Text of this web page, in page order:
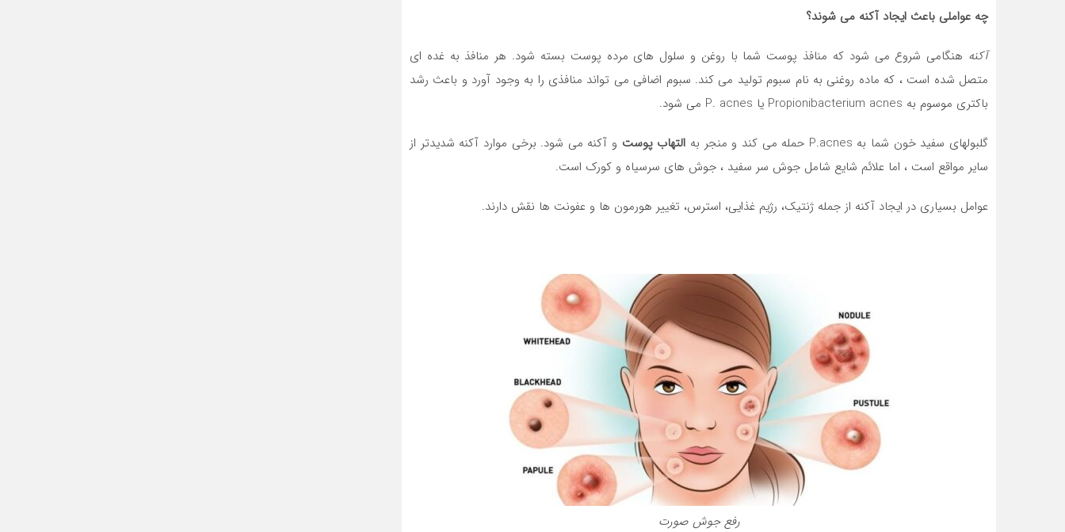
چه عواملی باعث ایجاد آکنه می شوند؟
آکنه هنگامی شروع می شود که منافذ پوست شما با روغن و سلول های مرده پوست بسته شود. هر منافذ به غده ای
متصل شده است ، که ماده روغنی به نام سبوم تولید می کند. سبوم اضافی می تواند منافذی را به وجود آورد و باعث رشد
باکتری موسوم به Propionibacterium acnes یا P. acnes می شود.
گلبولهای سفید خون شما به P.acnes حمله می کند و منجر به التهاب پوست و آکنه می شود. برخی موارد آکنه شدیدتر از
سایر مواقع است ، اما علائم شایع شامل جوش سر سفید ، جوش های سرسیاه و کورک است.
عوامل بسیاری در ایجاد آکنه از جمله ژنتیک، رژیم غذایی، استرس، تغییر هورمون ها و عفونت ها نقش دارند.
رفع جوش صورت